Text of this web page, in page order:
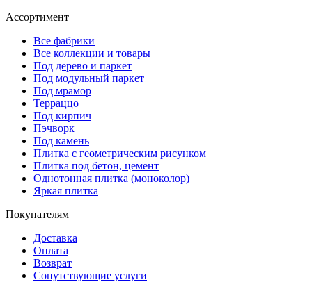
Ассортимент
Все фабрики
Все коллекции и товары
Под дерево и паркет
Под модульный паркет
Под мрамор
Терраццо
Под кирпич
Пэчворк
Под камень
Плитка с геометрическим рисунком
Плитка под бетон, цемент
Однотонная плитка (моноколор)
Яркая плитка
Покупателям
Доставка
Оплата
Возврат
Сопутствующие услуги